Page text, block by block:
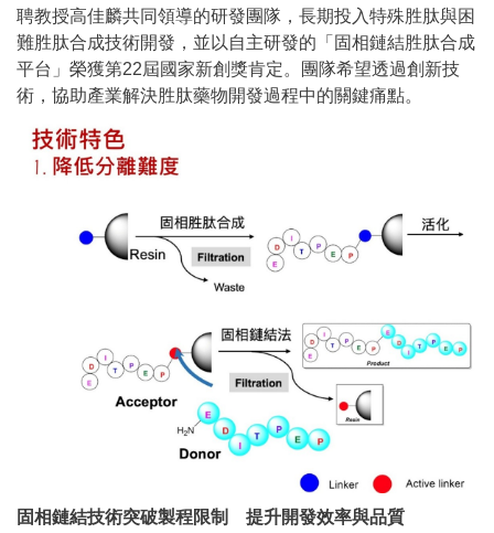
聘教授高佳麟共同領導的研發團隊，長期投入特殊胜肽與困
難胜肽合成技術開發，並以自主研發的「固相鏈結胜肽合成
平台」榮獲第22屆國家新創獎肯定。團隊希望透過創新技
術，協助產業解決胜肽藥物開發過程中的關鍵痛點。
固相鏈結技術突破製程限制 提升開發效率與品質